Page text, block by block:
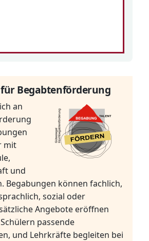
Begabtenförderung
an
mit
und
Begabungen können fachlich,
sozial oder
Angebote eröffnen
passende
und Lehrkräfte begleiten bei